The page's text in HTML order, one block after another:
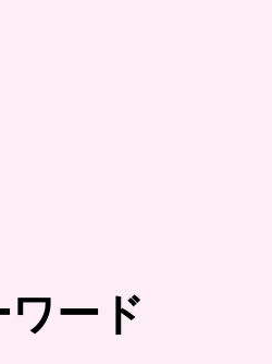
ード